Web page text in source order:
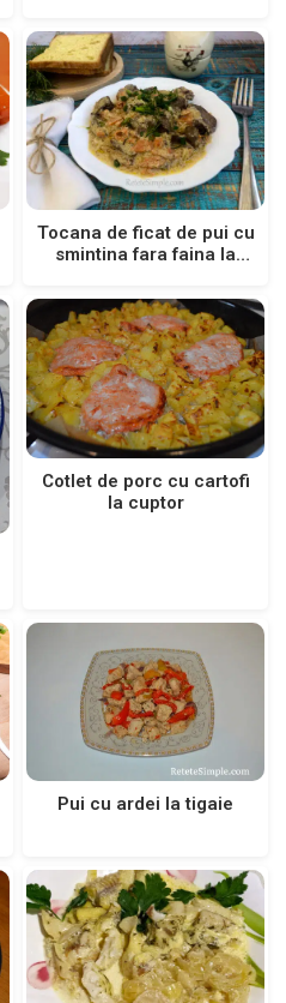
Tocana de ficat de pui cu
smintina fara faina la
Cotlet de porc cu cartofi
la cuptor
Pui cu ardei la tigaie